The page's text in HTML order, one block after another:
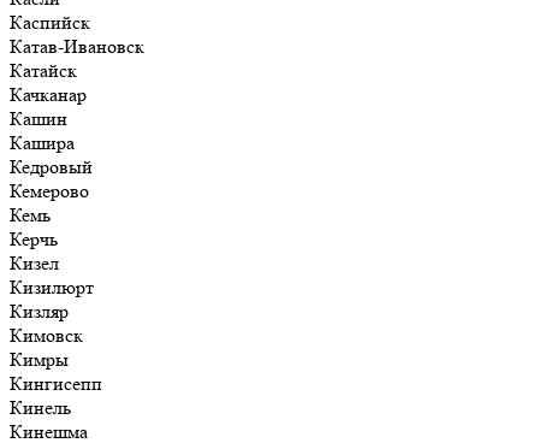
Каспийск
Катав-Ивановск
Катайск
Качканар
Кашин
Кашира
Кедровый
Кемерово
Кемь
Керчь
Кизел
Кизилюрт
Кизляр
Кимовск
Кимры
Кингисепп
Кинель
Кинешма